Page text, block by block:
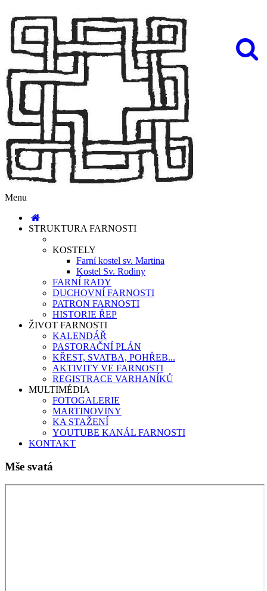
Menu
STRUKTURA FARNOSTI
KOSTELY
Farní kostel sv. Martina
Kostel Sv. Rodiny
FARNÍ RADY
DUCHOVNÍ FARNOSTI
PATRON FARNOSTI
HISTORIE ŘEP
ŽIVOT FARNOSTI
KALENDÁŘ
PASTORAČNÍ PLÁN
KŘEST, SVATBA, POHŘEB...
AKTIVITY VE FARNOSTI
REGISTRACE VARHANÍKŮ
MULTIMÉDIA
FOTOGALERIE
MARTINOVINY
KA STAŽENÍ
YOUTUBE KANÁL FARNOSTI
KONTAKT
Mše svatá